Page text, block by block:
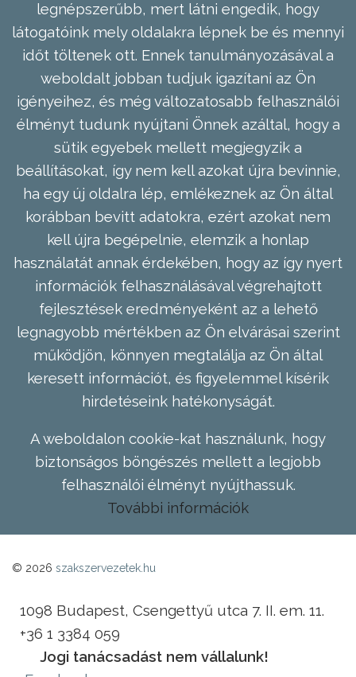
legnépszerűbb, mert látni engedik, hogy
látogatóink mely oldalakra lépnek be és mennyi
időt töltenek ott. Ennek tanulmányozásával a
weboldalt jobban tudjuk igazítani az Ön
igényeihez, és még változatosabb felhasználói
élményt tudunk nyújtani Önnek azáltal, hogy a
sütik egyebek mellett megjegyzik a
beállításokat, így nem kell azokat újra bevinnie,
ha egy új oldalra lép, emlékeznek az Ön által
korábban bevitt adatokra, ezért azokat nem
kell újra begépelnie, elemzik a honlap
használatát annak érdekében, hogy az így nyert
információk felhasználásával végrehajtott
fejlesztések eredményeként az a lehető
legnagyobb mértékben az Ön elvárásai szerint
működjön, könnyen megtalálja az Ön által
keresett információt, és figyelemmel kísérik
hirdetéseink hatékonyságát.
A weboldalon cookie-kat használunk, hogy
biztonságos böngészés mellett a legjobb
felhasználói élményt nyújthassuk.
További információk
© 2026 szakszervezetek.hu
1098 Budapest, Csengettyű utca 7. II. em. 11.
+36 1 3384 059
Jogi tanácsadást nem vállalunk!